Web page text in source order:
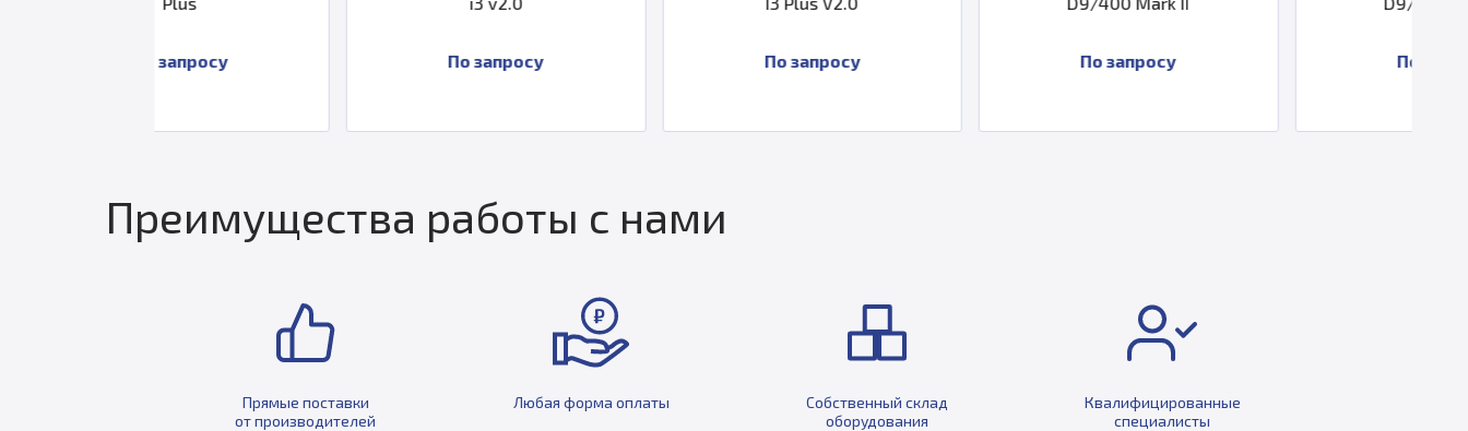
Преимущества работы с нами
Прямые поставки
от производителей
Любая форма оплаты
Собственный склад
оборудования
Квалифицированные
специалисты